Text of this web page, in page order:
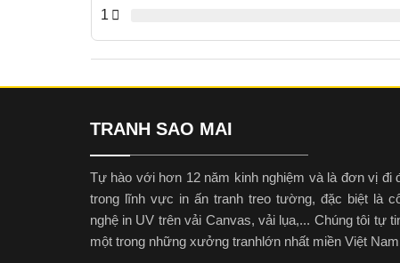
1
TRANH SAO MAI
Tự hào với hơn 12 năm kinh nghiệm và là đơn vị đi
trong lĩnh vực in ấn tranh treo tường, đặc biệt là
nghệ in UV trên vải Canvas, vải lụa,... Chúng tôi tự
một trong những xưởng tranhlớn nhất miền Việt